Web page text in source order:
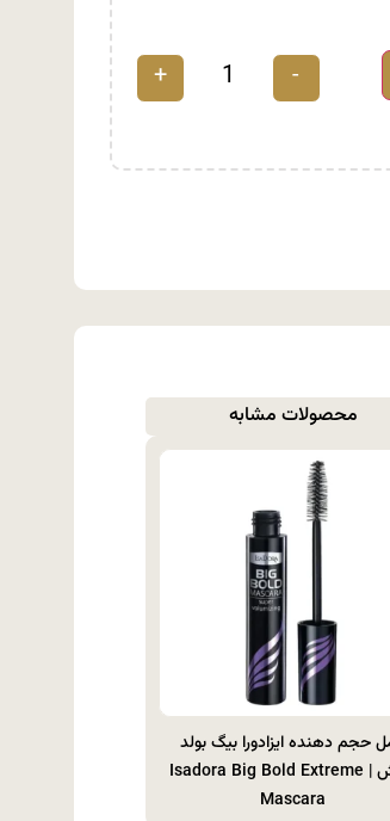
-
+
محصولات مشابه
حجم دهنده ایزادورا بیگ بولد
بنفش | Isadora Big Bold Extreme
Mascara